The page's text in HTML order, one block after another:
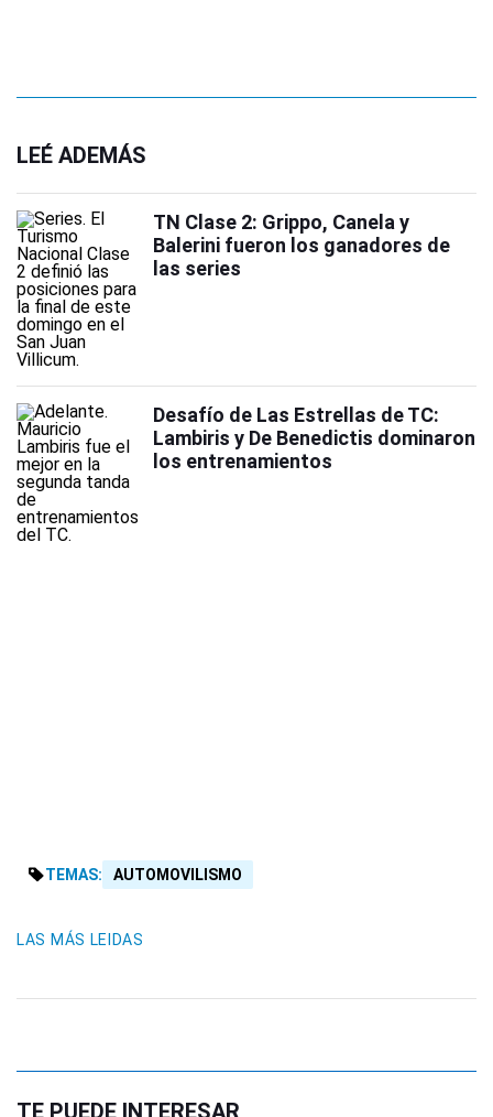
LEÉ ADEMÁS
TN Clase 2: Grippo, Canela y
Balerini fueron los ganadores de
las series
Desafío de Las Estrellas de TC:
Lambiris y De Benedictis dominaron
los entrenamientos
TEMAS: AUTOMOVILISMO
LAS MÁS LEIDAS
TE PUEDE INTERESAR